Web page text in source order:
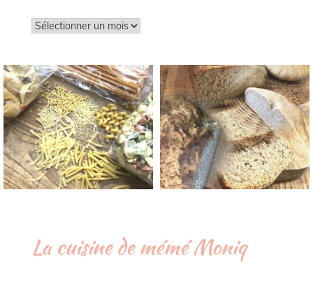
Archives
La cuisine de mémé Moniq